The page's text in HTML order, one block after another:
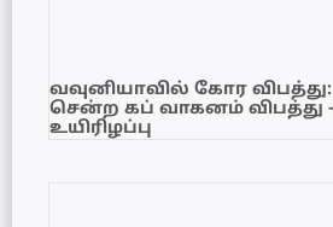
வவுனியாவில் கோர விபத்து:
சென்ற கப் வாகனம் விபத்து
உயிரிழப்பு